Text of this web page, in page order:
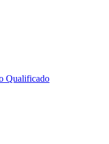
Qualificado